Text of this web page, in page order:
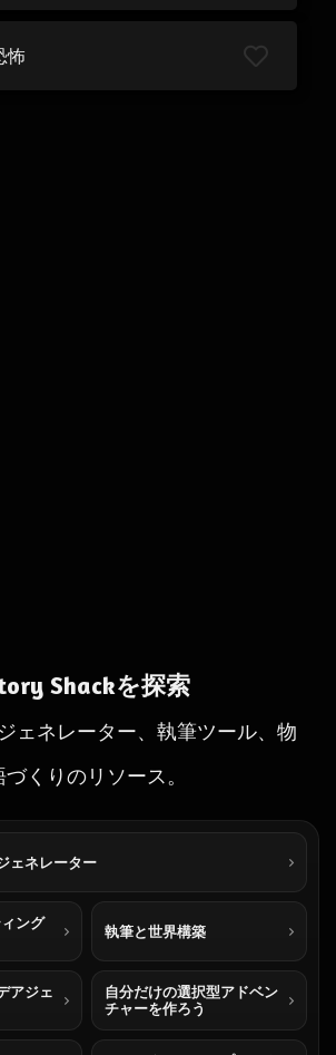
怖
Shackを探索
ェネレーター、執筆ツール、物
づくりのリソース。
ェネレーター
ング
執筆と世界構築
アジェ
自分だけの選択型アドベン
チャーを作ろう